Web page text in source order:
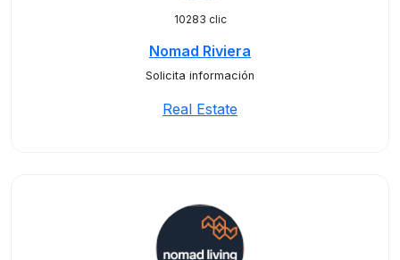
10283 clic
Nomad Riviera
Solicita información
Real Estate